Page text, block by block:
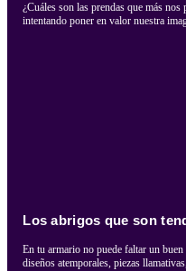
¿Cuáles son las prendas que más nos
intentando poner en valor nuestra
Los abrigos que son
En tu armario no puede faltar un
diseños atemporales, piezas